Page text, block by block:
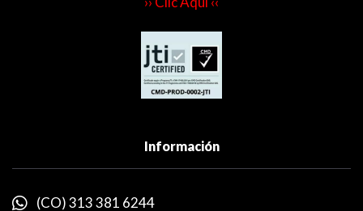
Información
(CO) 313 381 6244